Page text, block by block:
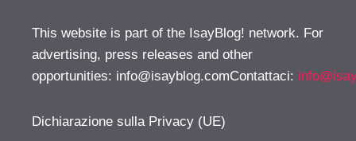
This website is part of the IsayBlog! network. For
advertising, press releases and other
opportunities: info@isayblog.comContattaci:
Dichiarazione sulla Privacy (UE)